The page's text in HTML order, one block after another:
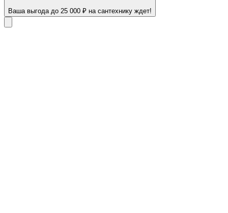
Ваша выгода до 25 000 ₽ на сантехнику ждет!